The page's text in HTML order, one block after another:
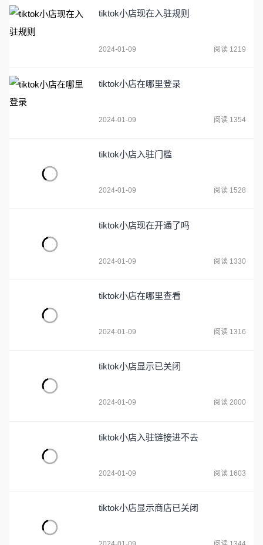
tiktok小店现在入驻规则
2024-01-09 阅读 1219
tiktok小店在哪里登录
2024-01-09 阅读 1354
tiktok小店入驻门槛
2024-01-09 阅读 1528
tiktok小店现在开通了吗
2024-01-09 阅读 1330
tiktok小店在哪里查看
2024-01-09 阅读 1316
tiktok小店显示已关闭
2024-01-09 阅读 2000
tiktok小店入驻链接进不去
2024-01-09 阅读 1603
tiktok小店显示商店已关闭